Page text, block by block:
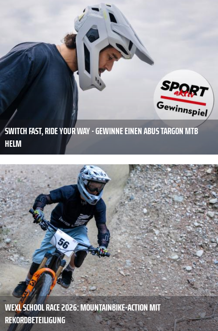
SWITCH FAST, RIDE YOUR WAY - GEWINNE EINEN ABUS TARGON MTB
HELM
WEXL SCHOOL RACE 2026: MOUNTAINBIKE-ACTION MIT
REKORDBETEILIGUNG